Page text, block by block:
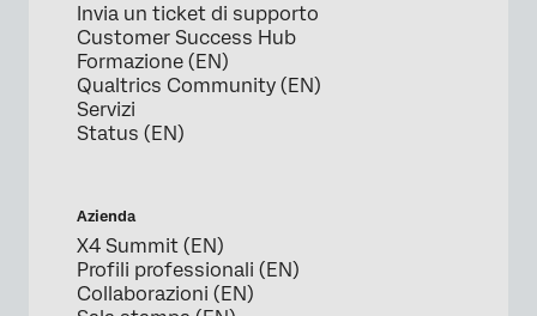
Invia un ticket di supporto
Customer Success Hub
Formazione (EN)
Qualtrics Community (EN)
Servizi
Status (EN)
Azienda
X4 Summit (EN)
Profili professionali (EN)
Collaborazioni (EN)